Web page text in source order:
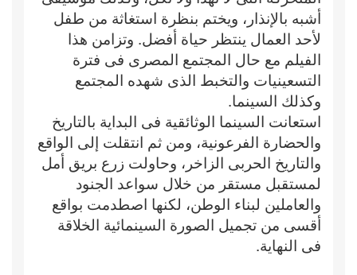
أشبه بالإنذار، ويختم بنظرة استغاثة من طفل
لأحد العمال ينتظر حياة أفضل. وتزامن هذا
الفيلم مع حال المجتمع المصرى فى فترة
التسعينيات والتخبط الذى شهده المجتمع
وكذلك السينما.
استعانت السينما الوثائقية فى البداية بالتاريخ
والحضارة الفرعونية، ومن ثم انتقلت إلى الواقع
والتاريخ الحربى الزاخر، وحاولت زرع بريق أمل
لمستقبل مستقر من خلال سواعد الجنود
والعاملين لبناء الوطن، لكنها اصطدمت بواقع
أقسى من تجميل الصورة السينمائية الخلاقة
فى النهاية.